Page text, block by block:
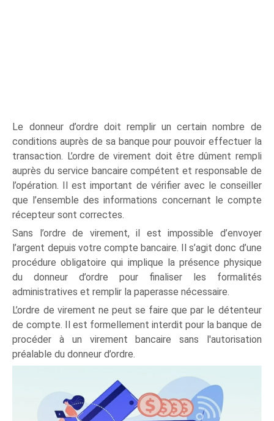
Le donneur d’ordre doit remplir un certain nombre de
conditions auprès de sa banque pour pouvoir effectuer la
transaction. L’ordre de virement doit être dûment rempli
auprès du service bancaire compétent et responsable de
l’opération. Il est important de vérifier avec le conseiller
que l’ensemble des informations concernant le compte
récepteur sont correctes.
Sans l’ordre de virement, il est impossible d’envoyer
l’argent depuis votre compte bancaire. Il s’agit donc d’une
procédure obligatoire qui implique la présence physique
du donneur d’ordre pour finaliser les formalités
administratives et remplir la paperasse nécessaire.
L’ordre de virement ne peut se faire que par le détenteur
de compte. Il est formellement interdit pour la banque de
procéder à un virement bancaire sans l'autorisation
préalable du donneur d’ordre.